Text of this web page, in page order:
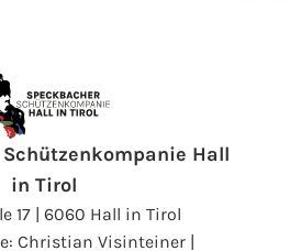
Hall
in Tirol
17 | 6060 Hall in Tirol
Christian Visinteiner |